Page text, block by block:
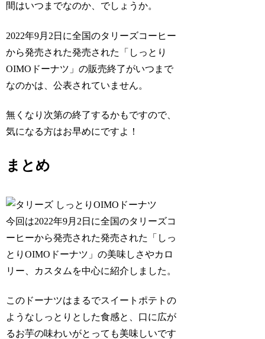
間はいつまでなのか、でしょうか。
2022年9月2日に全国のタリーズコーヒー
から発売された発売された「しっとり
OIMOドーナツ」の販売終了がいつまで
なのかは、公表されていません。
無くなり次第の終了するかもですので、
気になる方はお早めにですよ！
まとめ
今回は2022年9月2日に全国のタリーズコ
ーヒーから発売された発売された「しっ
とりOIMOドーナツ」の美味しさやカロ
リー、カスタムを中心に紹介しました。
このドーナツはまるでスイートポテトの
ようなしっとりとした食感と、口に広が
るお芋の味わいがとっても美味しいです